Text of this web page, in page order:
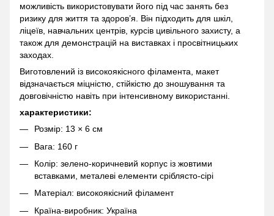
можливість використовувати його під час занять без
ризику для життя та здоров’я. Він підходить для шкіл,
ліцеїв, навчальних центрів, курсів цивільного захисту, а
також для демонстрацій на виставках і просвітницьких
заходах.
Виготовлений із високоякісного філамента, макет
відзначається міцністю, стійкістю до зношування та
довговічністю навіть при інтенсивному використанні.
характеристики:
Розмір: 13 × 6 см
Вага: 160 г
Колір: зелено-коричневий корпус із жовтими
вставками, металеві елементи сріблясто-сірі
Матеріал: високоякісний філамент
Країна-виробник: Україна